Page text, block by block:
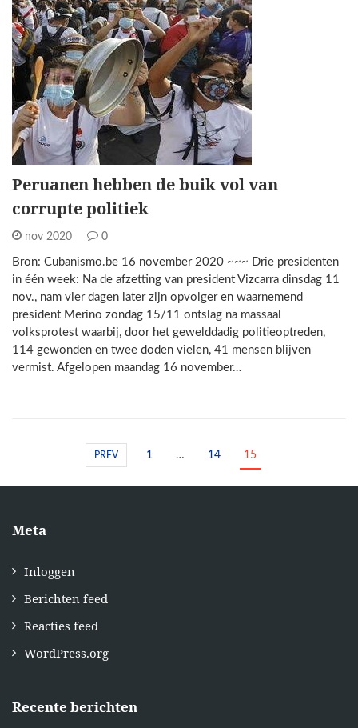
Peruanen hebben de buik vol van
corrupte politiek
nov 2020 0
Bron: Cubanismo.be 16 november 2020 ~~~ Drie presidenten
in één week: Na de afzetting van president Vizcarra dinsdag 11
nov., nam vier dagen later zijn opvolger en waarnemend
president Merino zondag 15/11 ontslag na massaal
volksprotest waarbij, door het gewelddadig politieoptreden,
114 gewonden en twee doden vielen, 41 mensen blijven
vermist. Afgelopen maandag 16 november…
PREV 1 … 14 15
Meta
Inloggen
Berichten feed
Reacties feed
WordPress.org
Recente berichten